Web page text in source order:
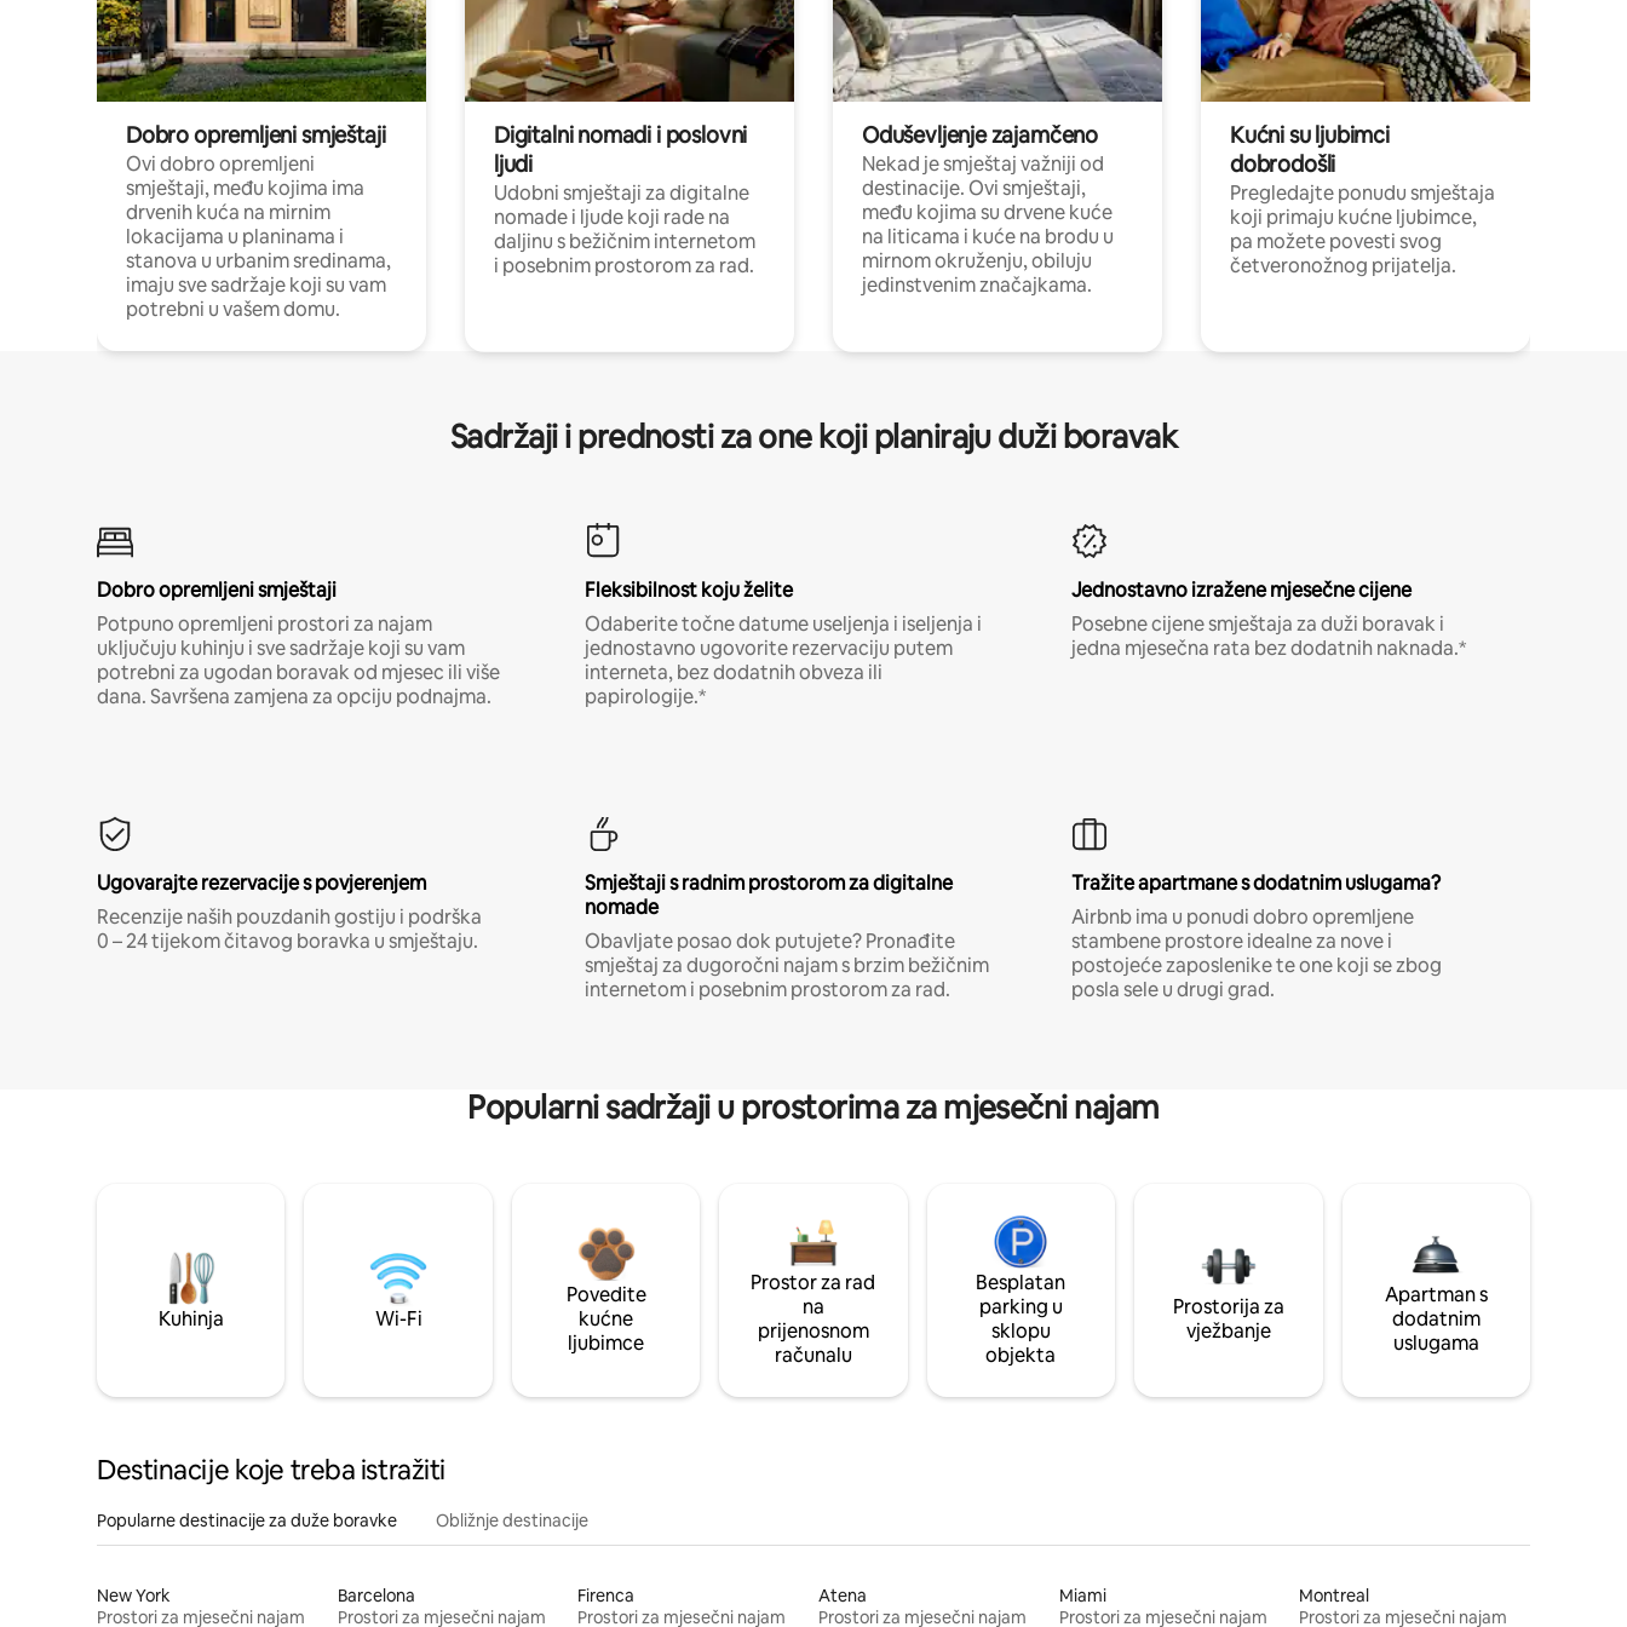
Dobro opremljeni smještaji
Ovi dobro opremljeni
smještaji, među kojima ima
drvenih kuća na mirnim
lokacijama u planinama i
stanova u urbanim sredinama,
imaju sve sadržaje koji su vam
potrebni u vašem domu.
Digitalni nomadi i poslovni
ljudi
Udobni smještaji za digitalne
nomade i ljude koji rade na
daljinu s bežičnim internetom
i posebnim prostorom za rad.
Oduševljenje zajamčeno
Nekad je smještaj važniji od
destinacije. Ovi smještaji,
među kojima su drvene kuće
na liticama i kuće na brodu u
mirnom okruženju, obiluju
jedinstvenim značajkama.
Kućni su ljubimci
dobrodošli
Pregledajte ponudu smještaja
koji primaju kućne ljubimce,
pa možete povesti svog
četveronožnog prijatelja.
Sadržaji i prednosti za one koji planiraju duži boravak
Dobro opremljeni smještaji
Potpuno opremljeni prostori za najam
uključuju kuhinju i sve sadržaje koji su vam
potrebni za ugodan boravak od mjesec ili više
dana. Savršena zamjena za opciju podnajma.
Fleksibilnost koju želite
Odaberite točne datume useljenja i iseljenja i
jednostavno ugovorite rezervaciju putem
interneta, bez dodatnih obveza ili
papirologije.*
Jednostavno izražene mjesečne cijene
Posebne cijene smještaja za duži boravak i
jedna mjesečna rata bez dodatnih naknada.*
Ugovarajte rezervacije s povjerenjem
Recenzije naših pouzdanih gostiju i podrška
0 – 24 tijekom čitavog boravka u smještaju.
Smještaji s radnim prostorom za digitalne
nomade
Obavljate posao dok putujete? Pronađite
smještaj za dugoročni najam s brzim bežičnim
internetom i posebnim prostorom za rad.
Tražite apartmane s dodatnim uslugama?
Airbnb ima u ponudi dobro opremljene
stambene prostore idealne za nove i
postojeće zaposlenike te one koji se zbog
posla sele u drugi grad.
Popularni sadržaji u prostorima za mjesečni najam
Kuhinja Wi-Fi
Povedite
kućne
ljubimce
Prostor za rad
na
prijenosnom
računalu
Besplatan
parking u
sklopu
objekta
Prostorija za
vježbanje
Apartman s
dodatnim
uslugama
Destinacije koje treba istražiti
Popularne destinacije za duže boravke Obližnje destinacije
New York
Prostori za mjesečni najam
Barcelona
Prostori za mjesečni najam
Firenca
Prostori za mjesečni najam
Atena
Prostori za mjesečni najam
Miami
Prostori za mjesečni najam
Montreal
Prostori za mjesečni najam